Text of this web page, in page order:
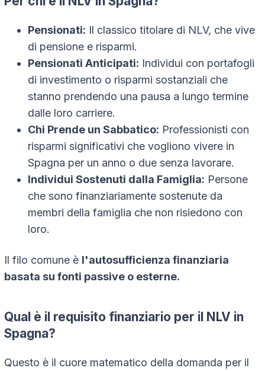
Pensionati: Il classico titolare di NLV, che vive
di pensione e risparmi.
Pensionati Anticipati: Individui con portafogli
di investimento o risparmi sostanziali che
stanno prendendo una pausa a lungo termine
dalle loro carriere.
Chi Prende un Sabbatico: Professionisti con
risparmi significativi che vogliono vivere in
Spagna per un anno o due senza lavorare.
Individui Sostenuti dalla Famiglia: Persone
che sono finanziariamente sostenute da
membri della famiglia che non risiedono con
loro.
Il filo comune è l'autosufficienza finanziaria
basata su fonti passive o esterne.
Qual è il requisito finanziario per il NLV in
Spagna?
Questo è il cuore matematico della domanda per il